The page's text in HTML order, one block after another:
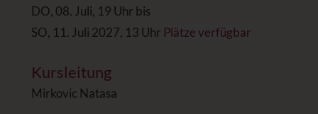
DO, 08. Juli, 19 Uhr bis
SO, 11. Juli 2027, 13 Uhr Plätze verfügbar
Kursleitung
Mirkovic Natasa